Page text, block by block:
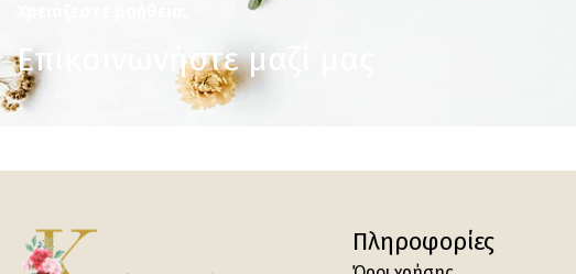
Επικοινωνήστε μαζί μας
Πληροφορίες